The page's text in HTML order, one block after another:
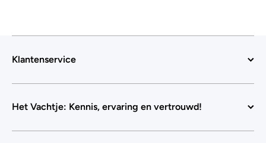
Klantenservice
Het Vachtje: Kennis, ervaring en vertrouwd!